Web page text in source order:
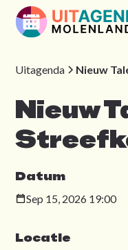
Uitagenda Nieuw
Nieuw
Datum
Sep 15, 2026 19:00
Locatie